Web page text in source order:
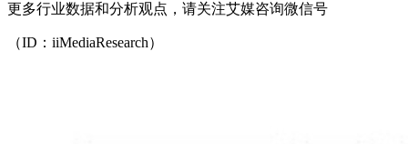
更多行业数据和分析观点，请关注艾媒咨询微信号
（ID：iiMediaResearch）